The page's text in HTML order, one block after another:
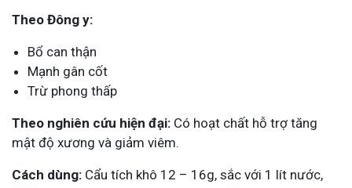
Theo Đông y:
Bổ can thận
Mạnh gân cốt
Trừ phong thấp
Theo nghiên cứu hiện đại: Có hoạt chất hỗ trợ tăng
mật độ xương và giảm viêm.
Cách dùng: Cẩu tích khô 12 – 16g, sắc với 1 lít nước,